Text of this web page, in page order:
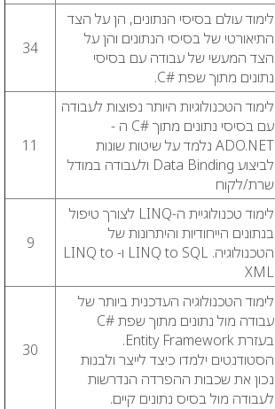
לימוד עולם בסיסי הנתונים, הן על הצד
התיאורטי של בסיסי הנתונים והן על
הצד המעשי של עבודה עם בסיסי
נתונים מתוך שפת #C.
34
לימוד הטכנולוגיות היותר נפוצות לעבודה
עם בסיסי נתונים מתוך #C ה -
ADO.NET נלמד על שיטות שונות
לביצוע Data Binding ולעבודה במודל
שרת/לקוח
11
לימוד טכנולוגיית ה-LINQ לצורך טיפול
בנתונים הייחודיות והיתרונות של
הטכנולוגיה. LINQ to SQL ו- LINQ to
XML
9
לימוד הטכנולוגיה העדכנית ביותר של
עבודה מול נתונים מתוך שפת #C
בעזרת Entity Framework.
הסטודנטים ילמדו כיצד לייצר ולבנות
נכון את שכבות ההפרדה הנדרשות
לעבודה מול בסיס נתונים קיים.
30